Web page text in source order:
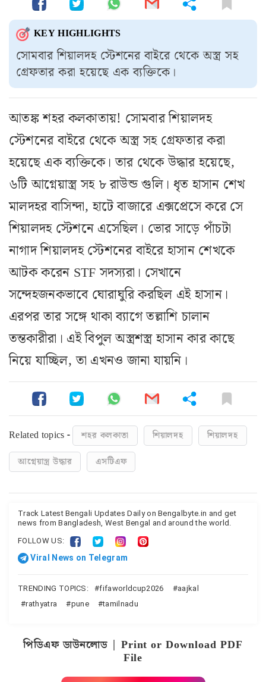
KEY HIGHLIGHTS
সোমবার শিয়ালদহ স্টেশনের বাইরে থেকে অস্ত্র সহ
গ্রেফতার করা হয়েছে এক ব্যক্তিকে।
আতঙ্ক শহর কলকাতায়! সোমবার শিয়ালদহ
স্টেশনের বাইরে থেকে অস্ত্র সহ গ্রেফতার করা
হয়েছে এক ব্যক্তিকে। তার থেকে উদ্ধার হয়েছে,
৬টি আগ্নেয়াস্ত্র সহ ৮ রাউন্ড গুলি। ধৃত হাসান শেখ
মালদহর বাসিন্দা, হাটে বাজারে এক্সপ্রেসে করে সে
শিয়ালদহ স্টেশনে এসেছিল। ভোর সাড়ে পাঁচটা
নাগাদ শিয়ালদহ স্টেশনের বাইরে হাসান শেখকে
আটক করেন STF সদস্যরা। সেখানে
সন্দেহজনকভাবে ঘোরাঘুরি করছিল এই হাসান।
এরপর তার সঙ্গে থাকা ব্যাগে তল্লাশি চালান
তন্তকারীরা। এই বিপুল অস্ত্রশস্ত্র হাসান কার কাছে
নিয়ে যাচ্ছিল, তা এখনও জানা যায়নি।
Related topics - শহর কলকাতা শিয়ালদহ
শিয়ালদহ
আগ্নেয়াস্ত্র উদ্ধার
এসটিএফ
Track Latest Bengali Updates Daily on Bengalbyte.in and get
news from Bangladesh, West Bengal and around the world.
FOLLOW US:
Viral News on Telegram
TRENDING TOPICS: fifaworldcup2026
aajkal
rathyatra
pune tamilnadu
পিডিএফ ডাউনলোড | Print or Download PDF
File